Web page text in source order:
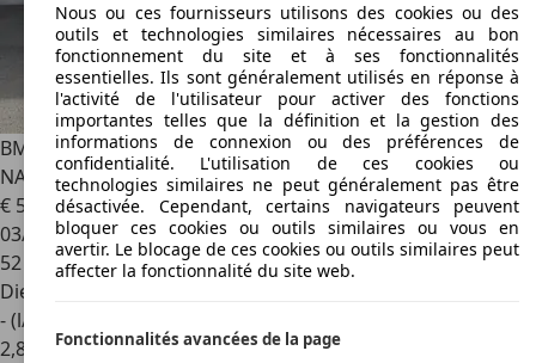
BMW 340M340d XDRIVE HEAD UP HARMAN KARDON CUIR
NAVI
€ 51 900
03/2023
52 900 km
Diesel
- (l/100 km)
2,8
Nous ou ces fournisseurs utilisons des cookies ou des
outils et technologies similaires nécessaires au bon
fonctionnement du site et à ses fonctionnalités
essentielles. Ils sont généralement utilisés en réponse à
l'activité de l'utilisateur pour activer des fonctions
importantes telles que la définition et la gestion des
informations de connexion ou des préférences de
confidentialité. L'utilisation de ces cookies ou
technologies similaires ne peut généralement pas être
désactivée. Cependant, certains navigateurs peuvent
bloquer ces cookies ou outils similaires ou vous en
avertir. Le blocage de ces cookies ou outils similaires peut
affecter la fonctionnalité du site web.
Fonctionnalités avancées de la page